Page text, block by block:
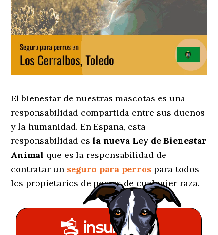
El bienestar de nuestras mascotas es una
responsabilidad compartida entre sus dueños
y la humanidad. En España, esta
responsabilidad esla nueva Ley de Bienestar
Animal que es la responsabilidad de
contratar un seguro para perros para todos
los propietarios de perros de cualquier raza.